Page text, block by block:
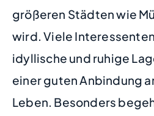
größeren Städten wie
wird. Viele
idyllische und ruhige
einer guten Anbindung
Leben. Besonders